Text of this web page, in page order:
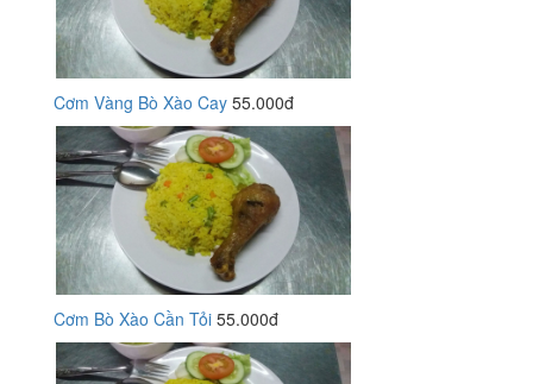
Cơm Vàng Bò Xào Cay 55.000đ
Cơm Bò Xào Cần Tỏi 55.000đ